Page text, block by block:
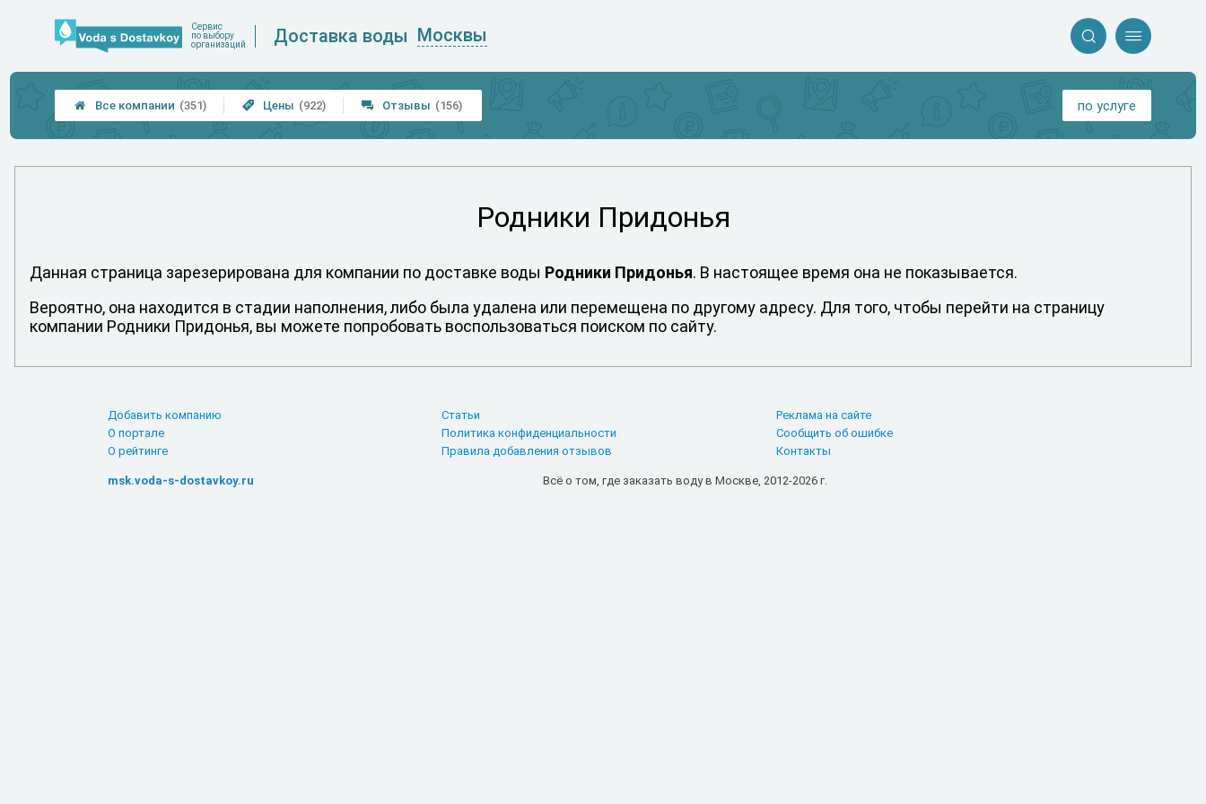
Сервис
по выбору
организаций
Доставка воды Москвы  
 Отзывы (156)
 Цены (922)
 Все компании (351) по услуге
Родники Придонья
Данная страница зарезерирована для компании по доставке воды Родники Придонья. В настоящее время она не показывается.
Вероятно, она находится в стадии наполнения, либо была удалена или перемещена по другому адресу. Для того, чтобы перейти на страницу
компании Родники Придонья, вы можете попробовать воспользоваться поиском по сайту.
Добавить компанию
О портале
О рейтинге
Статьи
Политика конфиденциальности
Правила добавления отзывов
Реклама на сайте
Сообщить об ошибке
Контакты
msk.voda-s-dostavkoy.ru Всё о том, где заказать воду в Москве, 2012-2026 г.